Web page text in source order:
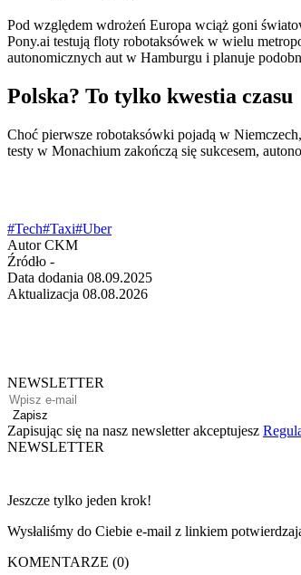
Pod względem wdrożeń Europa wciąż goni
Pony.ai testują floty robotaksówek w wielu
autonomicznych aut w Hamburgu i planuje
Polska? To tylko kwestia czasu
Choć pierwsze robotaksówki pojadą w
testy w Monachium zakończą się sukcesem,
#Tech#Taxi#Uber
Autor CKM
Źródło -
Data dodania 08.09.2025
Aktualizacja 08.08.2026
NEWSLETTER
Zapisz
Zapisując się na nasz newsletter akceptujesz
NEWSLETTER
Jeszcze tylko jeden krok!
Wysłaliśmy do Ciebie e-mail z linkiem
KOMENTARZE (0)